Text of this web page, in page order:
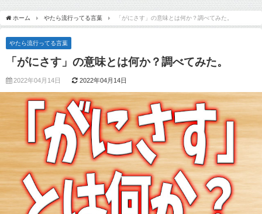
ホーム やたら流行ってる言葉 「がにさす」の意味とは何か？調べてみた。
やたら流行ってる言葉
「がにさす」の意味とは何か？調べてみた。
2022年04月14日 2022年04月14日